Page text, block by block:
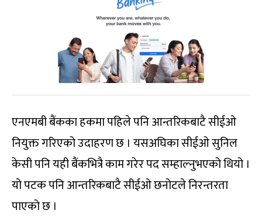
एनएमबी बैंकका हकमा पहिले पनि आन्तरिकबाटै सीईओ
नियुक्त गरिएको उदाहरण छ । यसअघिका सीईओ सुनिल
केसी पनि यही बैंकभित्रै काम गरेर पद सम्हाल्नुभएको थियो ।
यो पटक पनि आन्तरिकबाटै सीईओ छनोटले निरन्तरता
पाएको छ ।